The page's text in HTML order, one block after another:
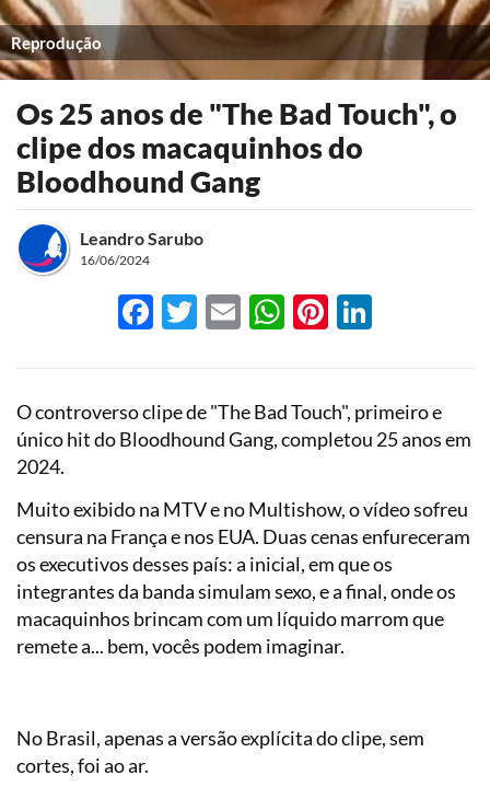
Reprodução
Os 25 anos de "The Bad Touch", o
clipe dos macaquinhos do
Bloodhound Gang
Leandro Sarubo
16/06/2024
Facebook
Twitter
EmailWhatsApp
Pinterest
O controverso clipe de "The Bad Touch", primeiro e
único hit do Bloodhound Gang, completou 25 anos em
2024.
Muito exibido na MTV e no Multishow, o vídeo sofreu
censura na França e nos EUA. Duas cenas enfureceram
os executivos desses país: a inicial, em que os
integrantes da banda simulam sexo, e a final, onde os
macaquinhos brincam com um líquido marrom que
remete a... bem, vocês podem imaginar.
No Brasil, apenas a versão explícita do clipe, sem
cortes, foi ao ar.